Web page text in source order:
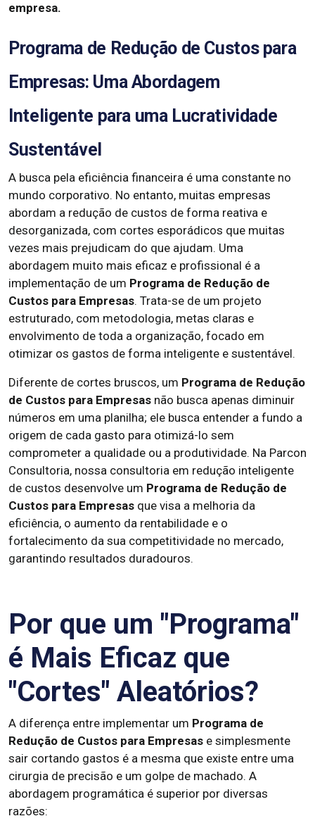
empresa.
Programa de Redução de Custos para
Empresas: Uma Abordagem
Inteligente para uma Lucratividade
Sustentável
A busca pela eficiência financeira é uma constante no
mundo corporativo. No entanto, muitas empresas
abordam a redução de custos de forma reativa e
desorganizada, com cortes esporádicos que muitas
vezes mais prejudicam do que ajudam. Uma
abordagem muito mais eficaz e profissional é a
implementação de um Programa de Redução de
Custos para Empresas. Trata-se de um projeto
estruturado, com metodologia, metas claras e
envolvimento de toda a organização, focado em
otimizar os gastos de forma inteligente e sustentável.
Diferente de cortes bruscos, um Programa de Redução
de Custos para Empresas não busca apenas diminuir
números em uma planilha; ele busca entender a fundo a
origem de cada gasto para otimizá-lo sem
comprometer a qualidade ou a produtividade. Na Parcon
Consultoria, nossa consultoria em redução inteligente
de custos desenvolve um Programa de Redução de
Custos para Empresas que visa a melhoria da
eficiência, o aumento da rentabilidade e o
fortalecimento da sua competitividade no mercado,
garantindo resultados duradouros.
Por que um "Programa"
é Mais Eficaz que
"Cortes" Aleatórios?
A diferença entre implementar um Programa de
Redução de Custos para Empresas e simplesmente
sair cortando gastos é a mesma que existe entre uma
cirurgia de precisão e um golpe de machado. A
abordagem programática é superior por diversas
razões: